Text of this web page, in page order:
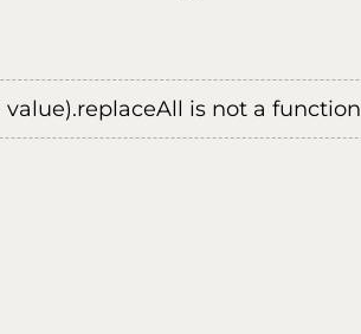
is not a function